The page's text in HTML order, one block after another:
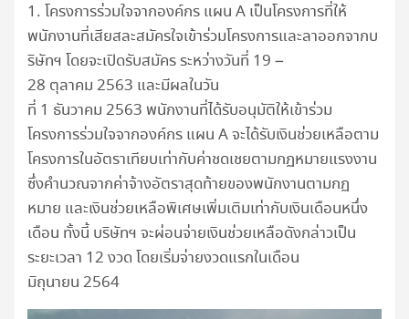
1. โครงการร่วมใจจากองค์กร แผน A เป็นโครงการที่ให้
พนักงานที่เสียสละสมัครใจเข้าร่วมโครงการและลาออกจากบ
ริษัทฯ โดยจะเปิดรับสมัคร ระหว่างวันที่ 19 –
28 ตุลาคม 2563 และมีผลในวัน
ที่ 1 ธันวาคม 2563 พนักงานที่ได้รับอนุมัติให้เข้าร่วม
โครงการร่วมใจจากองค์กร แผน A จะได้รับเงินช่วยเหลือตาม
โครงการในอัตราเทียบเท่ากับค่าชดเชยตามกฏหมายแรงงาน
ซึ่งคำนวณจากค่าจ้างอัตราสุดท้ายของพนักงานตามกฏ
หมาย และเงินช่วยเหลือพิเศษเพิ่มเติมเท่ากับเงินเดือนหนึ่ง
เดือน ทั้งนี้ บริษัทฯ จะผ่อนจ่ายเงินช่วยเหลือดังกล่าวเป็น
ระยะเวลา 12 งวด โดยเริ่มจ่ายงวดแรกในเดือน
มิถุนายน 2564